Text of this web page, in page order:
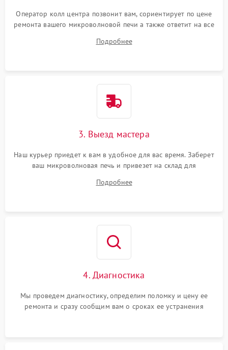
Оператор колл центра позвонит вам, сориентирует по цене
ремонта вашего микроволновой печи а также ответит на все
Подробнее
3. Выезд мастера
Наш курьер приедет к вам в удобное для вас время. Заберет
ваш микроволновая печь и привезет на склад для
Подробнее
4. Диагностика
Мы проведем диагностику, определим поломку и цену ее
ремонта и сразу сообщим вам о сроках ее устранения